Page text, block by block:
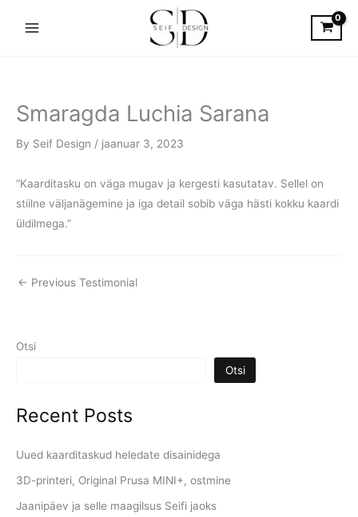
Smaragda Luchia Sarana
By Seif Design / jaanuar 3, 2023
“Kaarditasku on väga mugav ja kergesti kasutatav. Sellel on
stiilne väljanägemine ja iga detail sobib väga hästi kokku kaardi
üldilmega.”
← Previous Testimonial
Otsi
Otsi
Recent Posts
Uued kaarditaskud heledate disainidega
3D-printeri, Original Prusa MINI+, ostmine
Jaanipäev ja selle maagilsus Seifi jaoks